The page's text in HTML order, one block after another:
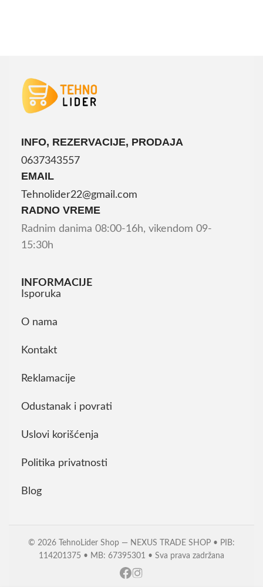
INFO, REZERVACIJE, PRODAJA
0637343557
EMAIL
Tehnolider22@gmail.com
RADNO VREME
Radnim danima 08:00-16h, vikendom 09-
15:30h
INFORMACIJE
Isporuka
O nama
Kontakt
Reklamacije
Odustanak i povrati
Uslovi korišćenja
Politika privatnosti
Blog
© 2026 TehnoLider Shop — NEXUS TRADE SHOP • PIB:
114201375 • MB: 67395301 • Sva prava zadržana